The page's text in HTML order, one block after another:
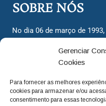
Gerenciar
Cookies
Para fornecer as melhores
cookies para armazenar e/ou
consentimento para essas
SOBRE NÓS
No dia 06 de março de
cidadãos valinhenses, já
dois jornais. Há mais de 30
com o foco de trazer as
deixamos de lado as